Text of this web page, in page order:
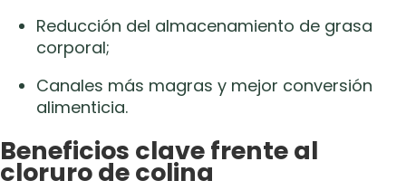
Reducción del almacenamiento de grasa
corporal;
Canales más magras y mejor conversión
alimenticia.
Beneficios clave frente al
cloruro de colina